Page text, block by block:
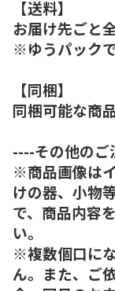
【送料】
お届け先ごと
※ゆうパック
【同梱】
同梱可能な商
----その他のご
※商品画像は
けの器、小物
で、商品内容
い。
※複数個口に
ん。また、ご